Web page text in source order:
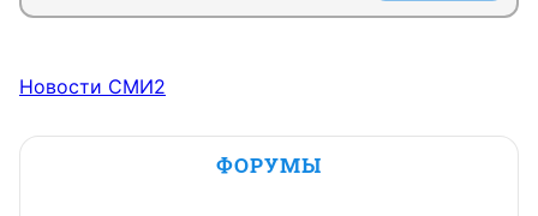
Новости СМИ2
ФОРУМЫ